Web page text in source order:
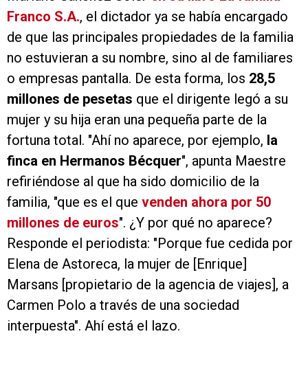
Franco S.A., el dictador ya se había encargado
de que las principales propiedades de la familia
no estuvieran a su nombre, sino al de familiares
o empresas pantalla. De esta forma, los 28,5
millones de pesetas que el dirigente legó a su
mujer y su hija eran una pequeña parte de la
fortuna total. "Ahí no aparece, por ejemplo, la
finca en Hermanos Bécquer", apunta Maestre
refiriéndose al que ha sido domicilio de la
familia, "que es el que venden ahora por 50
millones de euros". ¿Y por qué no aparece?
Responde el periodista: "Porque fue cedida por
Elena de Astoreca, la mujer de [Enrique]
Marsans [propietario de la agencia de viajes], a
Carmen Polo a través de una sociedad
interpuesta". Ahí está el lazo.